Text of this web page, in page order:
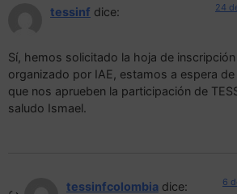
tessinf dice: 24
Sí, hemos solicitado la hoja de
organizado por IAE, estamos a espera
que nos aprueben la participación de
saludo Ismael.
tessinfcolombia dice: 6